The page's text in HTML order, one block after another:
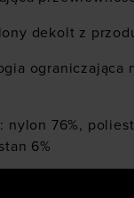
dekolt z
ograniczająca
nylon 76%,
6%